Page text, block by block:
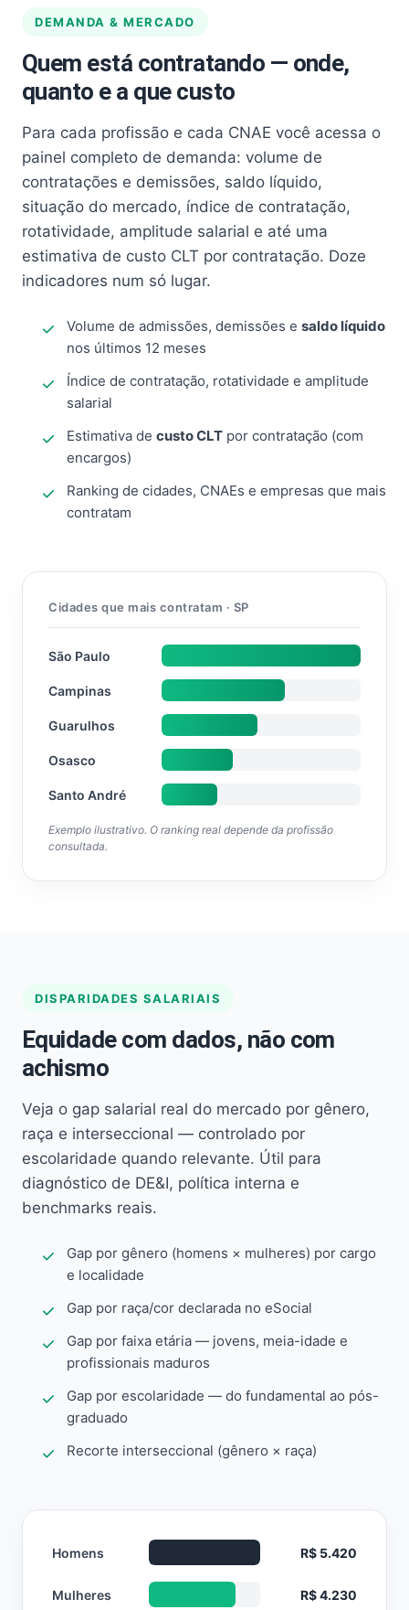
DEMANDA & MERCADO
Quem está contratando — onde,
quanto e a que custo
Para cada profissão e cada CNAE você acessa o
painel completo de demanda: volume de
contratações e demissões, saldo líquido,
situação do mercado, índice de contratação,
rotatividade, amplitude salarial e até uma
estimativa de custo CLT por contratação. Doze
indicadores num só lugar.
Volume de admissões, demissões e saldo líquido
nos últimos 12 meses
Índice de contratação, rotatividade e amplitude
salarial
Estimativa de custo CLT por contratação (com
encargos)
Ranking de cidades, CNAEs e empresas que mais
contratam
Cidades que mais contratam · SP
São Paulo
Campinas
Guarulhos
Osasco
Santo André
Exemplo ilustrativo. O ranking real depende da profissão
consultada.
DISPARIDADES SALARIAIS
Equidade com dados, não com
achismo
Veja o gap salarial real do mercado por gênero,
raça e interseccional — controlado por
escolaridade quando relevante. Útil para
diagnóstico de DE&I, política interna e
benchmarks reais.
Gap por gênero (homens × mulheres) por cargo
e localidade
Gap por raça/cor declarada no eSocial
Gap por faixa etária — jovens, meia-idade e
profissionais maduros
Gap por escolaridade — do fundamental ao pós-
graduado
Recorte interseccional (gênero × raça)
Homens R$ 5.420
Mulheres R$ 4.230